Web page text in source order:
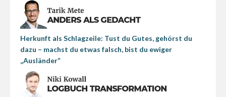
Herkunft als Schlagzeile: Tust du Gutes, gehörst du
dazu – machst du etwas falsch, bist du ewiger
„Ausländer“